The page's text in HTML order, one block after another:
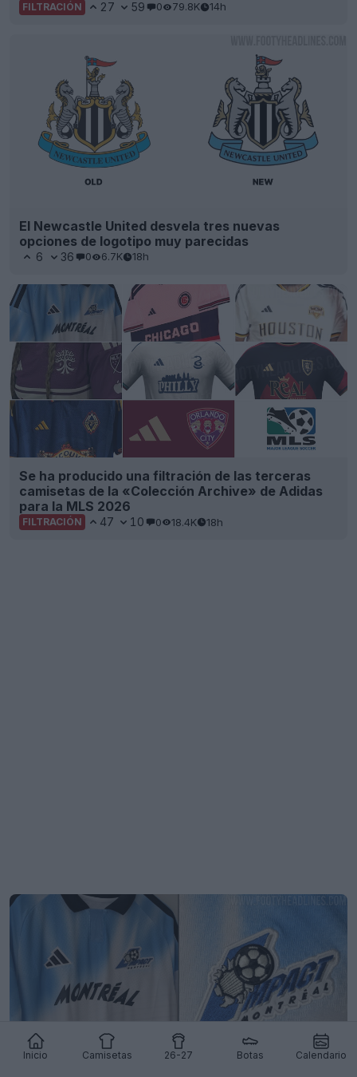
Inicio Camisetas 26-27 Botas Calendario
FILTRACIÓN 27 59 0 79.8K 14h
El Newcastle United desvela tres nuevas
opciones de logotipo muy parecidas
6 36 0 6.7K 18h
Se ha producido una filtración de las terceras
camisetas de la «Colección Archive» de Adidas
para la MLS 2026
FILTRACIÓN 47 10 0 18.4K 18h